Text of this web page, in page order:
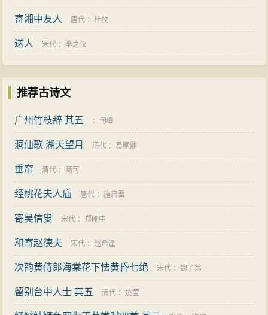
寄湘中友人 唐代 ：杜牧
送人 宋代 ：李之仪
推荐古诗文
广州竹枝辞 其五 ：何绛
洞仙歌 湖天望月 清代 ： 易顺鼎
垂帘 清代 ： 商可
经桃花夫人庙 唐代 ：施肩吾
寄吴信叟 宋代 ：郑刚中
和寄赵德夫 宋代 ：赵希逢
次韵黄侍郎海棠花下怯黄昏七绝 宋代 ：魏了翁
留别台中人士 其五 清代 ：姚莹